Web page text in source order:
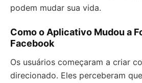
podem mudar sua vida.
Como o Aplicativo Mudou a
Facebook
Os usuários começaram a criar
direcionado. Eles perceberam